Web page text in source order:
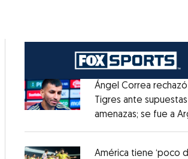
Opens in new window
Ángel Correa
Tigres ante supuestas
amenazas; se fue a
América tiene ‘poco